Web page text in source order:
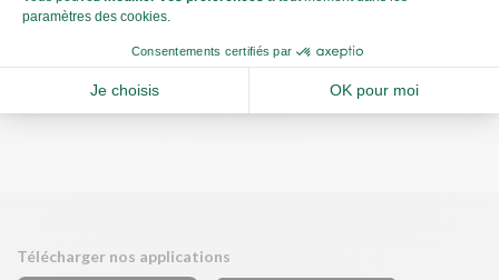
C'est un logo qui vous permet de visualiser l’empreinte
toujours aussi gourmands. Plus d'informationsici
Télécharger nos applications